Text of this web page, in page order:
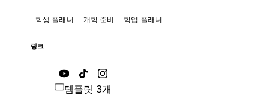
학생 플래너 개학 준비 학업 플래너
링크
템플릿 3개